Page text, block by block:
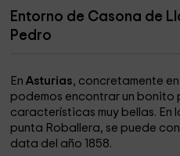
Entorno de Casona de
Pedro
EnAsturias, concretamente
podemos encontrar un bonito
características muy bellas. En
punta Roballera, se puede
data del año 1858.